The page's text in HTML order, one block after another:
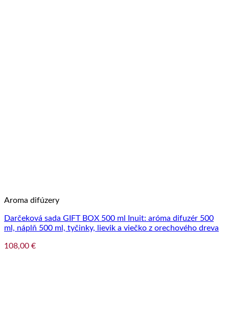
Aroma difúzery
Darčeková sada GIFT BOX 500 ml Inuit: aróma difuzér 500
ml, náplň 500 ml, tyčinky, lievik a viečko z orechového dreva
108,00 €